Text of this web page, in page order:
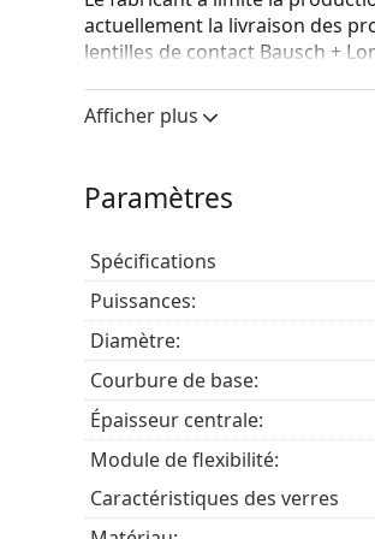
actuellement la livraison des
lentilles de contact Bausch +
Haute respirabilité– Le
d'oxygène de passer à
grand confort.
Clarté constante– La
gênant du matin au soir.
Riche en hydratation
– La
retrait pour une hydratation
Période de port flexible
–
prolongépour certaines
Afficher plus
Paramètres
Spécifications
Puissances:
Diamètre:
Courbure de base:
Épaisseur centrale:
Module de flexibilité:
Caractéristiques des verres